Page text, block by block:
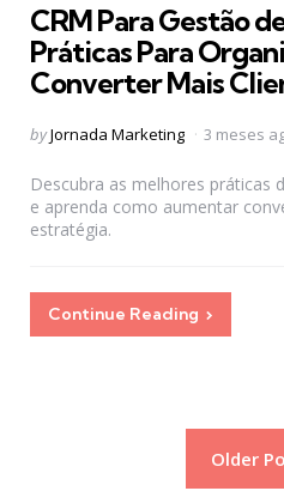
CRM Para Gestão
Práticas Para
Converter Mais
Posted
byJornada Marketing 3 meses
Descubra as melhores práticas
e aprenda como aumentar
estratégia.
Continue Reading
Older